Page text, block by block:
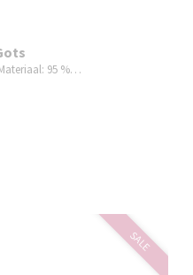
95 %…
SALE